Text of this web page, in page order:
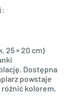
25 × 20 cm)
Dostępna
powstaje
kolorem,